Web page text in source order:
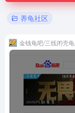
养龟社区
金钱龟吧/三线闭壳龟